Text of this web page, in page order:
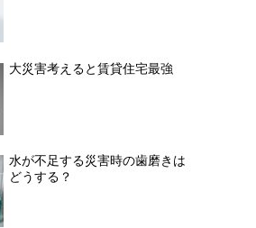
大災害考えると賃貸住宅最強
水が不足する災害時の歯磨きは
どうする？